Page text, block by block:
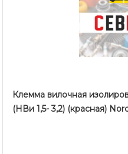
Клемма вилочная
(НВи 1,5- 3,2) (красная)